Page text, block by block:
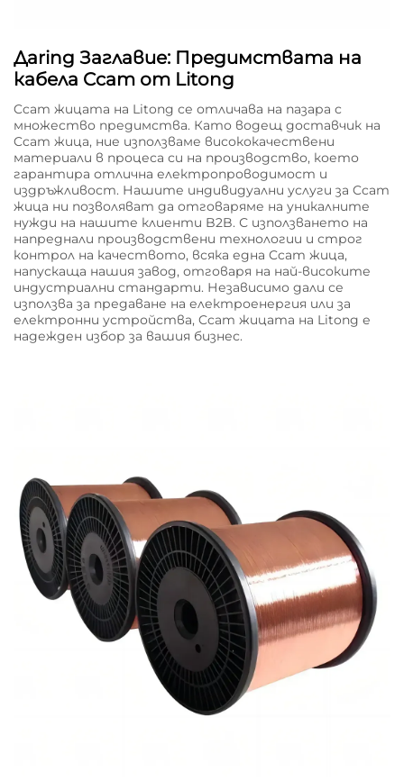
Дaring Заглавие: Предимствата на
кабела Ccam от Litong
Ccam жицата на Litong се отличава на пазара с
множество предимства. Като водещ доставчик на
Ccam жица, ние използваме висококачествени
материали в процеса си на производство, което
гарантира отлична електропроводимост и
издръжливост. Нашите индивидуални услуги за Ccam
жица ни позволяват да отговаряме на уникалните
нужди на нашите клиенти B2B. С използването на
напреднали производствени технологии и строг
контрол на качеството, всяка една Ccam жица,
напускаща нашия завод, отговаря на най-високите
индустриални стандарти. Независимо дали се
използва за предаване на електроенергия или за
електронни устройства, Ccam жицата на Litong е
надежден избор за вашия бизнес.